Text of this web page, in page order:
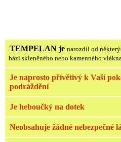
TEMPELAN je narozdíl od
bázi skleněného nebo kamenného
Je naprosto přívětivý k Vaší
podráždění
Je heboučký na dotek
Neobsahuje žádné nebezpečné